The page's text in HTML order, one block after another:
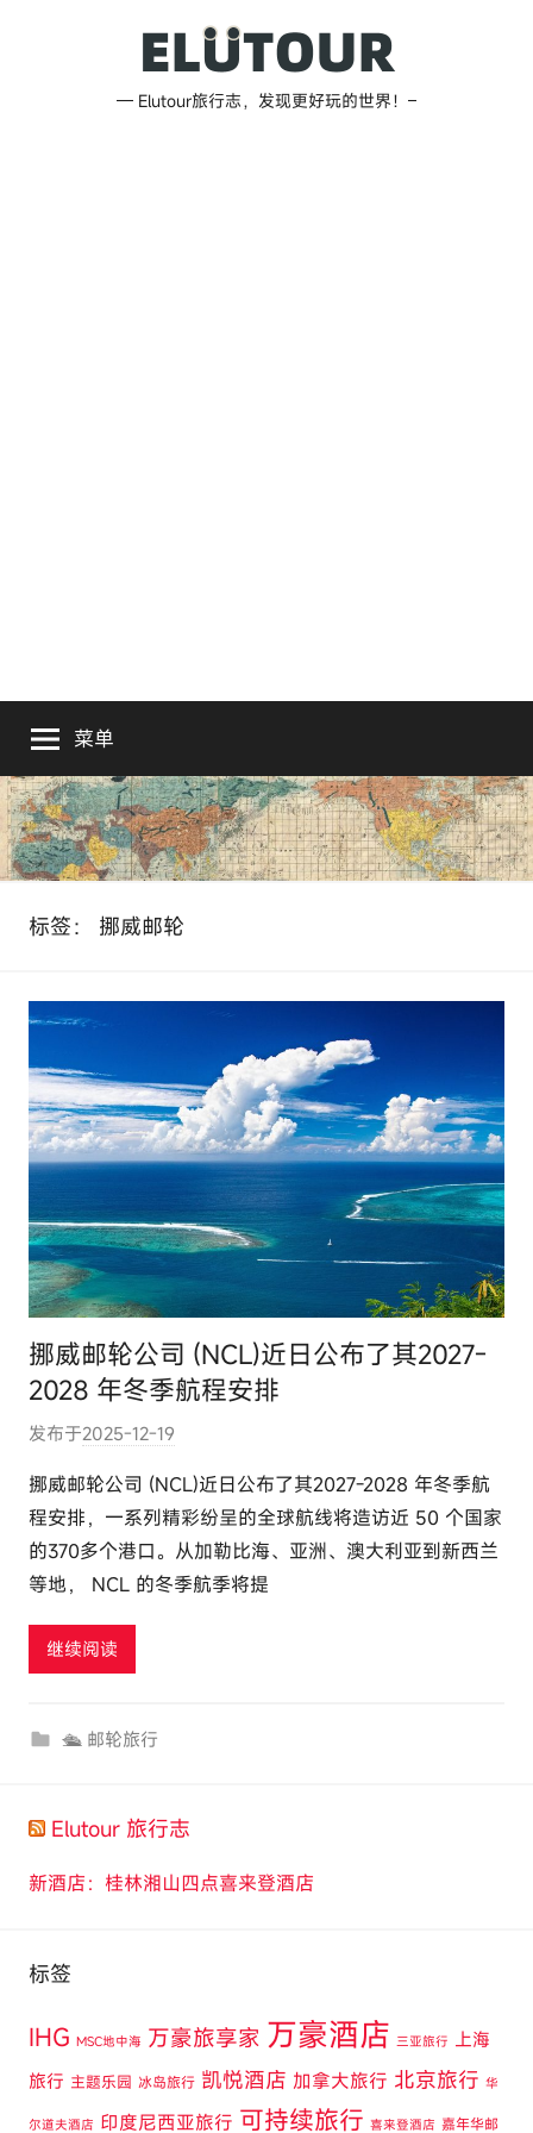
Elutour— Elutour旅行志，发现更好玩的世界！–
菜单
标签： 挪威邮轮
挪威邮轮公司 (NCL)近日公布了其2027-
2028 年冬季航程安排
发布于2025-12-19
:
e
l
u
挪威邮轮公司 (NCL)近日公布了其2027-2028 年冬季航
程安排，一系列精彩纷呈的全球航线将造访近 50 个国家
的370多个港口。从加勒比海、亚洲、澳大利亚到新西兰
等地， NCL 的冬季航季将提
继续阅读
🛳 邮轮旅行
Elutour 旅行志
新酒店：桂林湘山四点喜来登酒店
标签
IHG MSC地中海 万豪旅享家 万豪酒店 三亚旅行
上海
旅行 主题乐园 冰岛旅行 凯悦酒店 加拿大旅行 北京旅行 华
尔道夫酒店 印度尼西亚旅行 可持续旅行 喜来登酒店 嘉年华邮